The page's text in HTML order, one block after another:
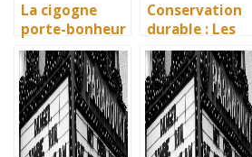
La cigogne
porte-bonheur
: que dit la
légende ? Son
influence dans
la littérature
enfantine
Conservation
durable : Les
nouvelles
méthodes
écologiques du
British
Museum